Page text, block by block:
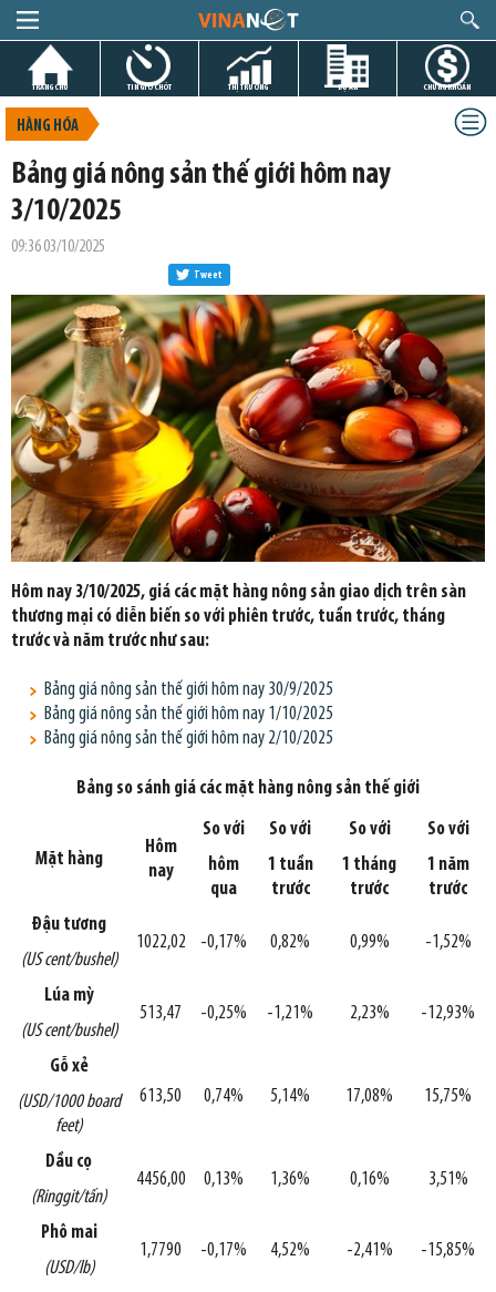
TRANG CHỦ TIN GIỜ CHÓT THỊ TRƯỜNG DỰ ÁN CHỨNG KHOÁN
HÀNG HÓA
Bảng giá nông sản thế giới hôm nay
3/10/2025
09:36 03/10/2025
Tweet
Hôm nay 3/10/2025, giá các mặt hàng nông sản giao dịch trên sàn
thương mại có diễn biến so với phiên trước, tuần trước, tháng
trước và năm trước như sau:
Bảng giá nông sản thế giới hôm nay 30/9/2025
Bảng giá nông sản thế giới hôm nay 1/10/2025
Bảng giá nông sản thế giới hôm nay 2/10/2025
Bảng so sánh giá các mặt hàng nông sản thế giới
Mặt hàng
Hôm
nay
So với
hôm
qua
So với
1 tuần
trước
So với
1 tháng
trước
So với
1 năm
trước
Đậu tương
(US cent/bushel)
1022,02 -0,17% 0,82% 0,99% -1,52%
Lúa mỳ
(US cent/bushel)
513,47 -0,25% -1,21% 2,23% -12,93%
Gỗ xẻ
(USD/1000 board
feet)
613,50 0,74% 5,14% 17,08% 15,75%
Dầu cọ
(Ringgit/tấn)
4456,00 0,13% 1,36% 0,16% 3,51%
Phô mai
(USD/lb)
1,7790 -0,17% 4,52% -2,41% -15,85%